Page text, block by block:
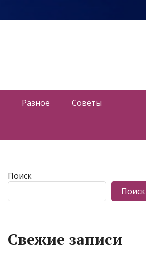
Разное Советы
Поиск
Поиск
Свежие записи